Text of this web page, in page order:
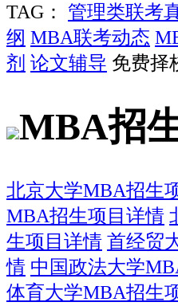
TAG： 管理类联考
纲 MBA联考动态
剂 论文辅导 免费择
MBA招
北京大学MBA招生
MBA招生项目详情
生项目详情 首经贸
情 中国政法大学
体育大学MBA招生